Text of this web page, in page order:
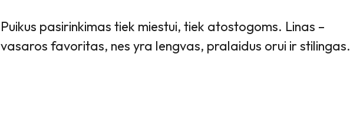
Puikus pasirinkimas tiek miestui, tiek atostogoms. Linas –
vasaros favoritas, nes yra lengvas, pralaidus orui ir stilingas.